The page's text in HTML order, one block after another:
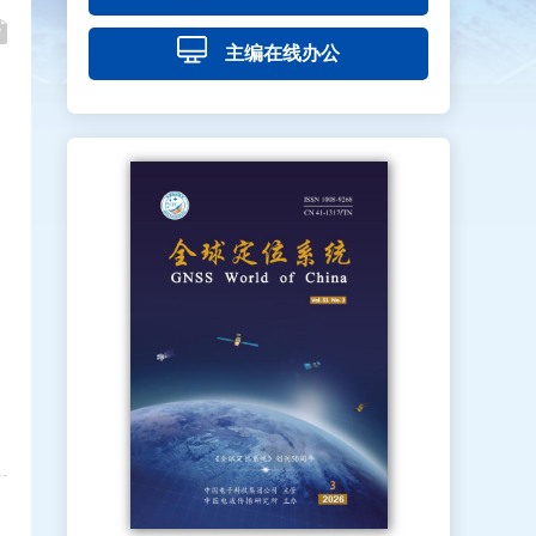
主编在线办公